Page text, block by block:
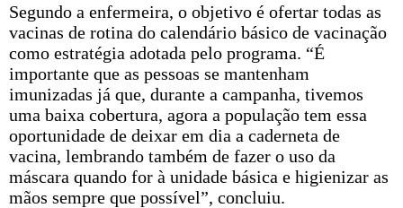
Segundo a enfermeira, o objetivo é ofertar todas as
vacinas de rotina do calendário básico de vacinação
como estratégia adotada pelo programa. “É
importante que as pessoas se mantenham
imunizadas já que, durante a campanha, tivemos
uma baixa cobertura, agora a população tem essa
oportunidade de deixar em dia a caderneta de
vacina, lembrando também de fazer o uso da
máscara quando for à unidade básica e higienizar as
mãos sempre que possível”, concluiu.